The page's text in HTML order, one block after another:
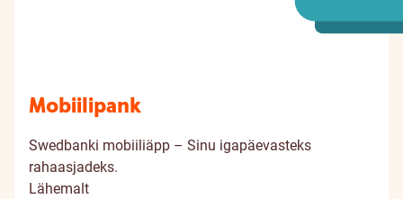
Mobiilipank
Swedbanki mobiiliäpp – Sinu igapäevasteks
rahaasjadeks.
Lähemalt